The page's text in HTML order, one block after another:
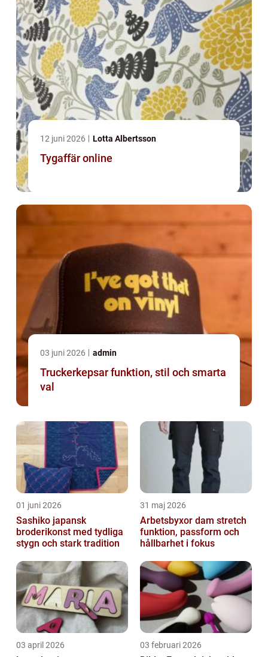
12 juni 2026 Lotta Albertsson
Tygaffär online
03 juni 2026 admin
Truckerkepsar funktion, stil och smarta
val
01 juni 2026
Sashiko japansk
broderikonst med tydliga
stygn och stark tradition
31 maj 2026
Arbetsbyxor dam stretch
funktion, passform och
hållbarhet i fokus
03 april 2026 03 februari 2026